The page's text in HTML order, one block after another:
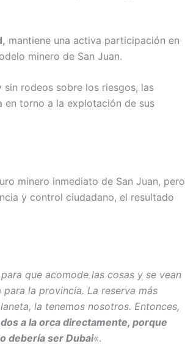
mantiene una activa participación en
minero de San Juan.
sin rodeos sobre los riesgos, las
en torno a la explotación de sus
minero inmediato de San Juan, pero
y control ciudadano, el resultado
que acomode las cosas y se vean
la provincia. La reserva más
la tenemos nosotros. Entonces,
a la orca directamente, porque
debería ser Dubai«.